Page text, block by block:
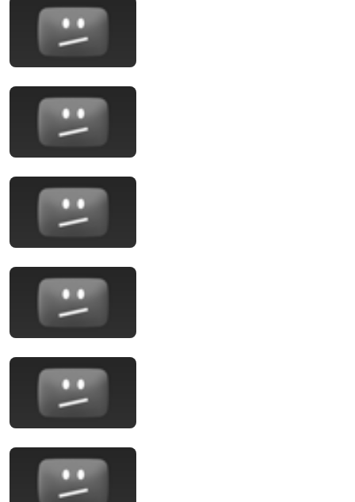
We Need to Talk About That "First Exomoon"
Cool Worlds Podcast
61K views
The Secret to Intimacy With God Through Prayer |
Concepcion Faith Journey
New
23K views